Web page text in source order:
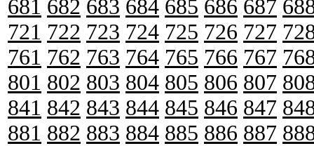
681 682 683 684 685 686 687
721 722 723 724 725 726 727
761 762 763 764 765 766 767
801 802 803 804 805 806 807
841 842 843 844 845 846 847
881 882 883 884 885 886 887